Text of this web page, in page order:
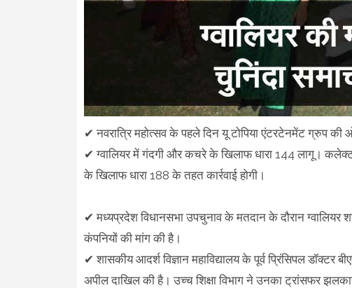
✔ नवरात्रि महोत्सव के पहले दिन यू टोपिया एंटरटेनमेंट ग्रुप की
✔ ग्वालियर में गंदगी और कचरे के खिलाफ धारा 144 लागू।
के खिलाफ धारा 188 के तहत कार्रवाई होगी।
✔ मध्यप्रदेश विधानसभा उपचुनाव के मतदान के दौरान
कंपनियों की मांग की है।
✔ शासकीय आदर्श विज्ञान महाविद्यालय के पूर्व प्रिंसिपल डॉक्टर
अपील दाखिल की है। उच्च शिक्षा विभाग ने उनका ट्रांसफर